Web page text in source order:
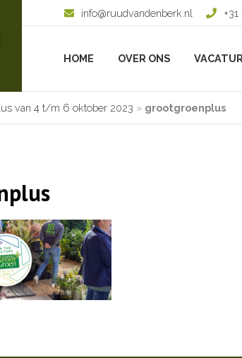
info@ruudvandenberk.nl
HOME OVER ONS
van 4 t/m 6 oktober 2023 » grootgroenplus